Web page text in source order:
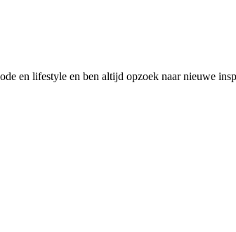
en lifestyle en ben altijd opzoek naar nieuwe